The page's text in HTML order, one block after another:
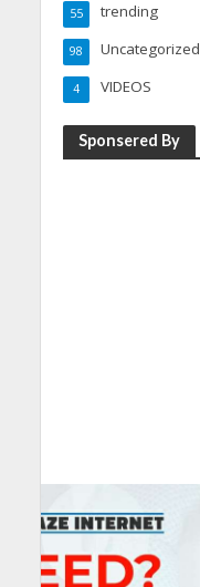
trending
55
Uncategorized
98
VIDEOS
4
Sponsered By